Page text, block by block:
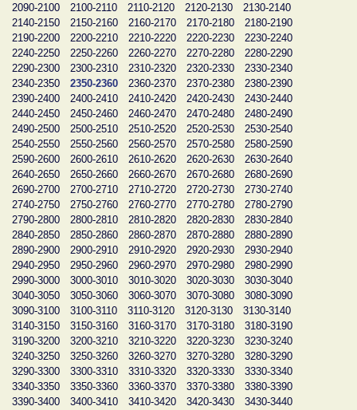
2090-2100
2100-2110 2110-2120 2120-2130
2130-2140
2140-2150
2150-2160 2160-2170 2170-2180
2180-2190
2190-2200
2200-2210 2210-2220 2220-2230
2230-2240
2240-2250
2250-2260 2260-2270 2270-2280
2280-2290
2290-2300
2300-2310 2310-2320 2320-2330
2330-2340
2340-2350
2350-2360 2360-2370 2370-2380
2380-2390
2390-2400
2400-2410 2410-2420 2420-2430
2430-2440
2440-2450
2450-2460 2460-2470 2470-2480
2480-2490
2490-2500
2500-2510 2510-2520 2520-2530
2530-2540
2540-2550
2550-2560 2560-2570 2570-2580
2580-2590
2590-2600
2600-2610 2610-2620 2620-2630
2630-2640
2640-2650
2650-2660 2660-2670 2670-2680
2680-2690
2690-2700
2700-2710 2710-2720 2720-2730
2730-2740
2740-2750
2750-2760 2760-2770 2770-2780
2780-2790
2790-2800
2800-2810 2810-2820 2820-2830
2830-2840
2840-2850
2850-2860 2860-2870 2870-2880
2880-2890
2890-2900
2900-2910 2910-2920 2920-2930
2930-2940
2940-2950
2950-2960 2960-2970 2970-2980
2980-2990
2990-3000
3000-3010 3010-3020 3020-3030
3030-3040
3040-3050
3050-3060 3060-3070 3070-3080
3080-3090
3090-3100
3100-3110 3110-3120 3120-3130
3130-3140
3140-3150
3150-3160 3160-3170 3170-3180
3180-3190
3190-3200
3200-3210 3210-3220 3220-3230
3230-3240
3240-3250
3250-3260 3260-3270 3270-3280
3280-3290
3290-3300
3300-3310 3310-3320 3320-3330
3330-3340
3340-3350
3350-3360 3360-3370 3370-3380
3380-3390
3390-3400
3400-3410 3410-3420 3420-3430
3430-3440